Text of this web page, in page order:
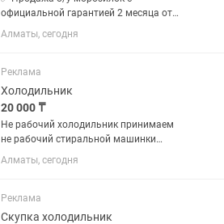
официальной гарантией 2 месяца от
магазина и мастера с более чем 10
летним опытом работы. Все
запахов Цены от 50000 в зависимости
от...
Алматы, сегодня
Реклама
Холодильник
20 000 ₸
Не рабочий холодильник принимаем
не рабочий стиральной машинки
принимаем
Алматы, сегодня
Реклама
Скупка холодильник